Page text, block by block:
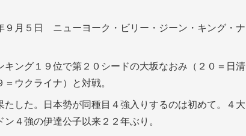
月５日 ニューヨーク・ビリー・ジーン・キング・ナ
ング１９位で第２０シードの大坂なおみ（２０＝日清
ウクライナ）と対戦。
した。日本勢が同種目４強入りするのは初めて。４大
４強の伊達公子以来２２年ぶり。